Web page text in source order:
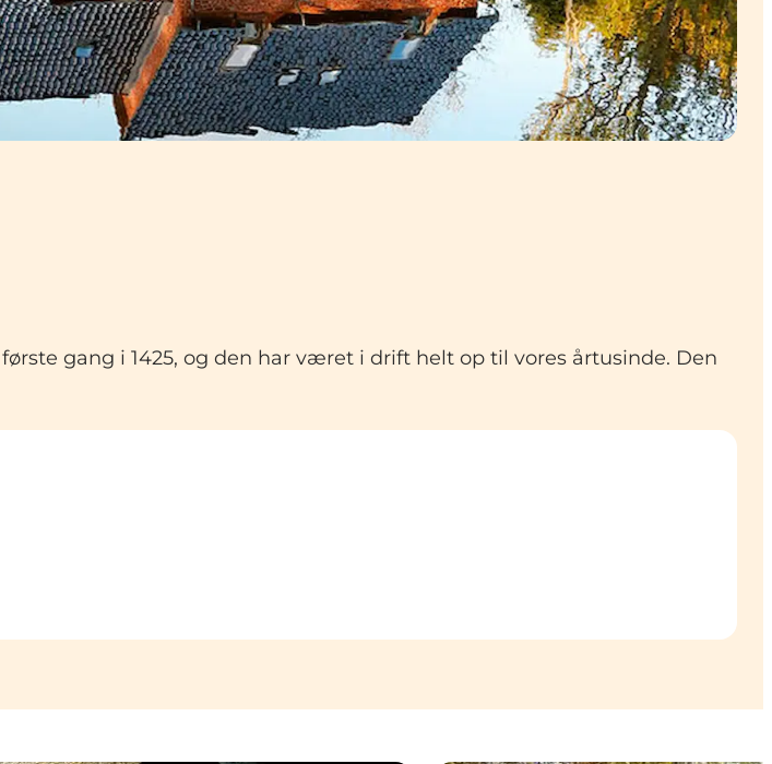
gang i 1425, og den har været i drift helt op til vores årtusinde. Den